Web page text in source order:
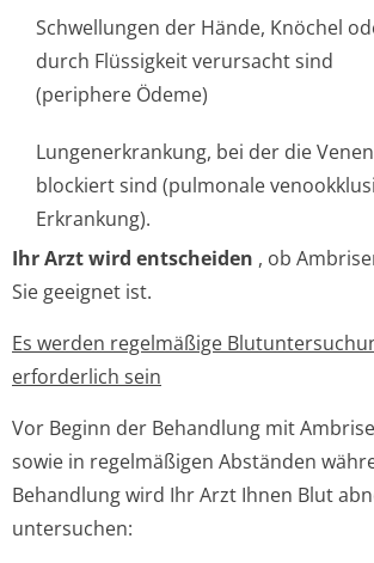
Schwellungen der Hände, Knöchel
durch Flüssigkeit verursacht sind
(periphere Ödeme)
Lungenerkrankung, bei der die
blockiert sind (pulmonale
Erkrankung).
Ihr Arzt wird entscheiden , ob
Sie geeignet ist.
Es werden regelmäßige
erforderlich sein
Vor Beginn der Behandlung mit
sowie in regelmäßigen Abständen
Behandlung wird Ihr Arzt Ihnen Blut
untersuchen: